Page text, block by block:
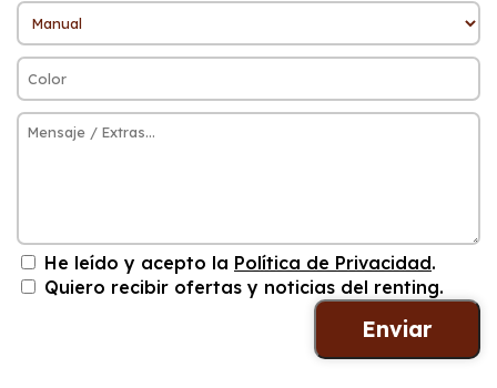
He leído y acepto la Política de Privacidad.
Quiero recibir ofertas y noticias del renting.